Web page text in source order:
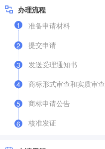
办理流程
1
准备申请材料
2
提交申请
3
发送受理通知书
4
商标形式审查和实质审查
5
商标申请公告
6 核准发证